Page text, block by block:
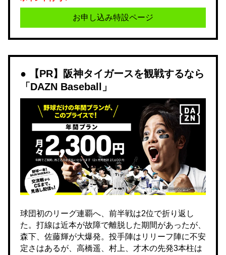
お申し込み特設ページ
【PR】阪神タイガースを観戦するなら
「DAZN Baseball」
球団初のリーグ連覇へ、前半戦は2位で折り返し
た。打線は近本が故障で離脱した期間があったが、
森下、佐藤輝が大爆発。投手陣はリリーフ陣に不安
定さはあるが、高橋遥、村上、才木の先発3本柱は